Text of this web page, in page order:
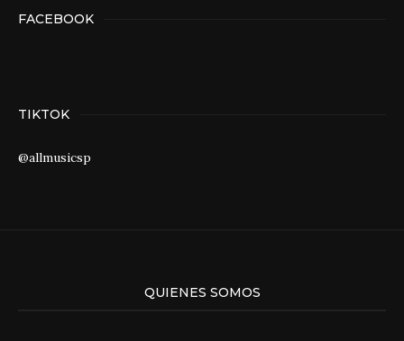
FACEBOOK
TIKTOK
@allmusicsp
QUIENES SOMOS